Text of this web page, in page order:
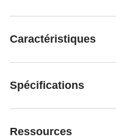
Caractéristiques
Spécifications
Ressources